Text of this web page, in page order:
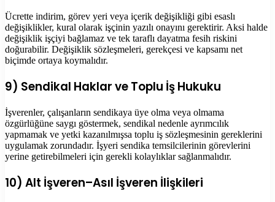
Ücrette indirim, görev yeri veya içerik değişikliği gibi esaslı
değişiklikler, kural olarak işçinin yazılı onayını gerektirir. Aksi halde
değişiklik işçiyi bağlamaz ve tek taraflı dayatma fesih riskini
doğurabilir. Değişiklik sözleşmeleri, gerekçesi ve kapsamı net
biçimde ortaya koymalıdır.
9) Sendikal Haklar ve Toplu İş Hukuku
İşverenler, çalışanların sendikaya üye olma veya olmama
özgürlüğüne saygı göstermek, sendikal nedenle ayrımcılık
yapmamak ve yetki kazanılmışsa toplu iş sözleşmesinin gereklerini
uygulamak zorundadır. İşyeri sendika temsilcilerinin görevlerini
yerine getirebilmeleri için gerekli kolaylıklar sağlanmalıdır.
10) Alt İşveren–Asıl İşveren İlişkileri